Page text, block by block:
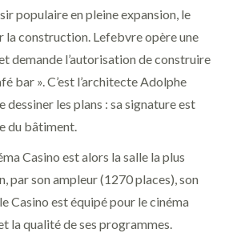
populaire en pleine expansion, le
la construction. Lefebvre opère une
demande l’autorisation de construire
bar ». C’est l’architecte Adolphe
dessiner les plans : sa signature est
du bâtiment.
Casino est alors la salle la plus
par son ampleur (1270 places), son
Casino est équipé pour le cinéma
la qualité de ses programmes.